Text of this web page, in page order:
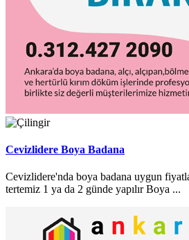
Cevizlidere Boya Badana
Cevizlidere'nda boya badana uygun
tertemiz 1 ya da 2 günde yapılır Boya ...